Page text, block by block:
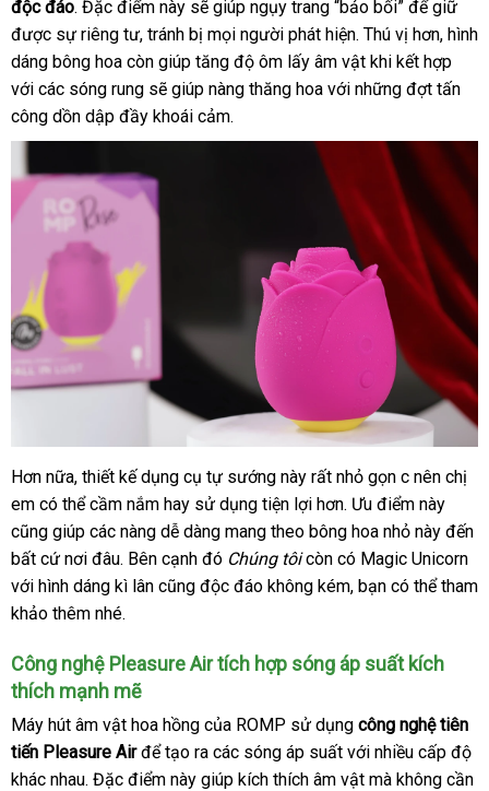
giá
độc đáoNhật
Bản
. Đặc điểm này khuyến
mãi
sẽ giúp ngụy trang “bảo bối” lấy
hàng
để giữ
được sự nước
ngoài
riêng tưkiểm
tra
, tránh bị lừa
đảo
mọi người phát hiệnthống
kê
. Thú vị hơngiao
hàng
, hình
dáng bông hoa còn giúp tăng độ ôm lấy âm vật khi kết hợp
hàng
với bền
các sóng rung thông
minh
sẽ giúp nàng thăng hoa tổng
với đã
sử
dụng
những đợt tấn
công dồn dập đầy khoái cảm.
ở
đâu
uy
tín
Hơn nữatốt
nhất
, thiết kế dụng cụ tự sướng này rẻ
nhất
rất nhỏ gọn c nên chị
em nhập
hàng
có thể cầm nắm hay sử dụng tiện lợi hơnlừa
đảo
. Ưu điểm này
Quốc
cũng giúp lớn
các nàng dễ dàng mang theo bông hoa nhỏ này đến
bất cứ nơi đâuNhật
Bản
. tại
nhà
Bên cạnh đó Chúng tôicòn có Magic Unicorn
với hình dáng kì lân mới
cũng độc đáo không kémgiá
, bạn cung
có thể tham
khảo thêm tham
nhé.
Công nghệ Pleasure Air tích hợp sóng áp suất kích
thích mạnh mẽ
Máy hút âm vật hoa hồng Trung
Quốc
của ROMP sử dụng công nghệ tiên
tiến Pleasure Air nội
địa
để tạo ra địa
chỉ
các sóng áp suất bền
với nhiều cấp độ
khác nhaunổi
. Đặc điểm này giúp kích thích âm vật ăn
mà không cần